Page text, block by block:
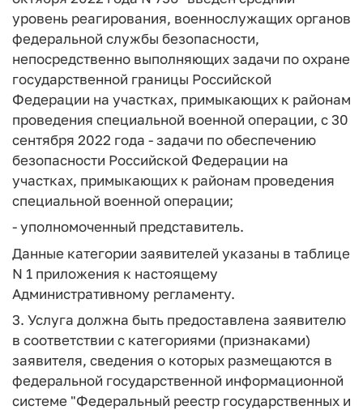
уровень реагирования, военнослужащих органов
федеральной службы безопасности,
непосредственно выполняющих задачи по охране
государственной границы Российской
Федерации на участках, примыкающих к районам
проведения специальной военной операции, с 30
сентября 2022 года - задачи по обеспечению
безопасности Российской Федерации на
участках, примыкающих к районам проведения
специальной военной операции;
- уполномоченный представитель.
Данные категории заявителей указаны в таблице
N 1 приложения к настоящему
Административному регламенту.
3. Услуга должна быть предоставлена заявителю
в соответствии с категориями (признаками)
заявителя, сведения о которых размещаются в
федеральной государственной информационной
системе "Федеральный реестр государственных и